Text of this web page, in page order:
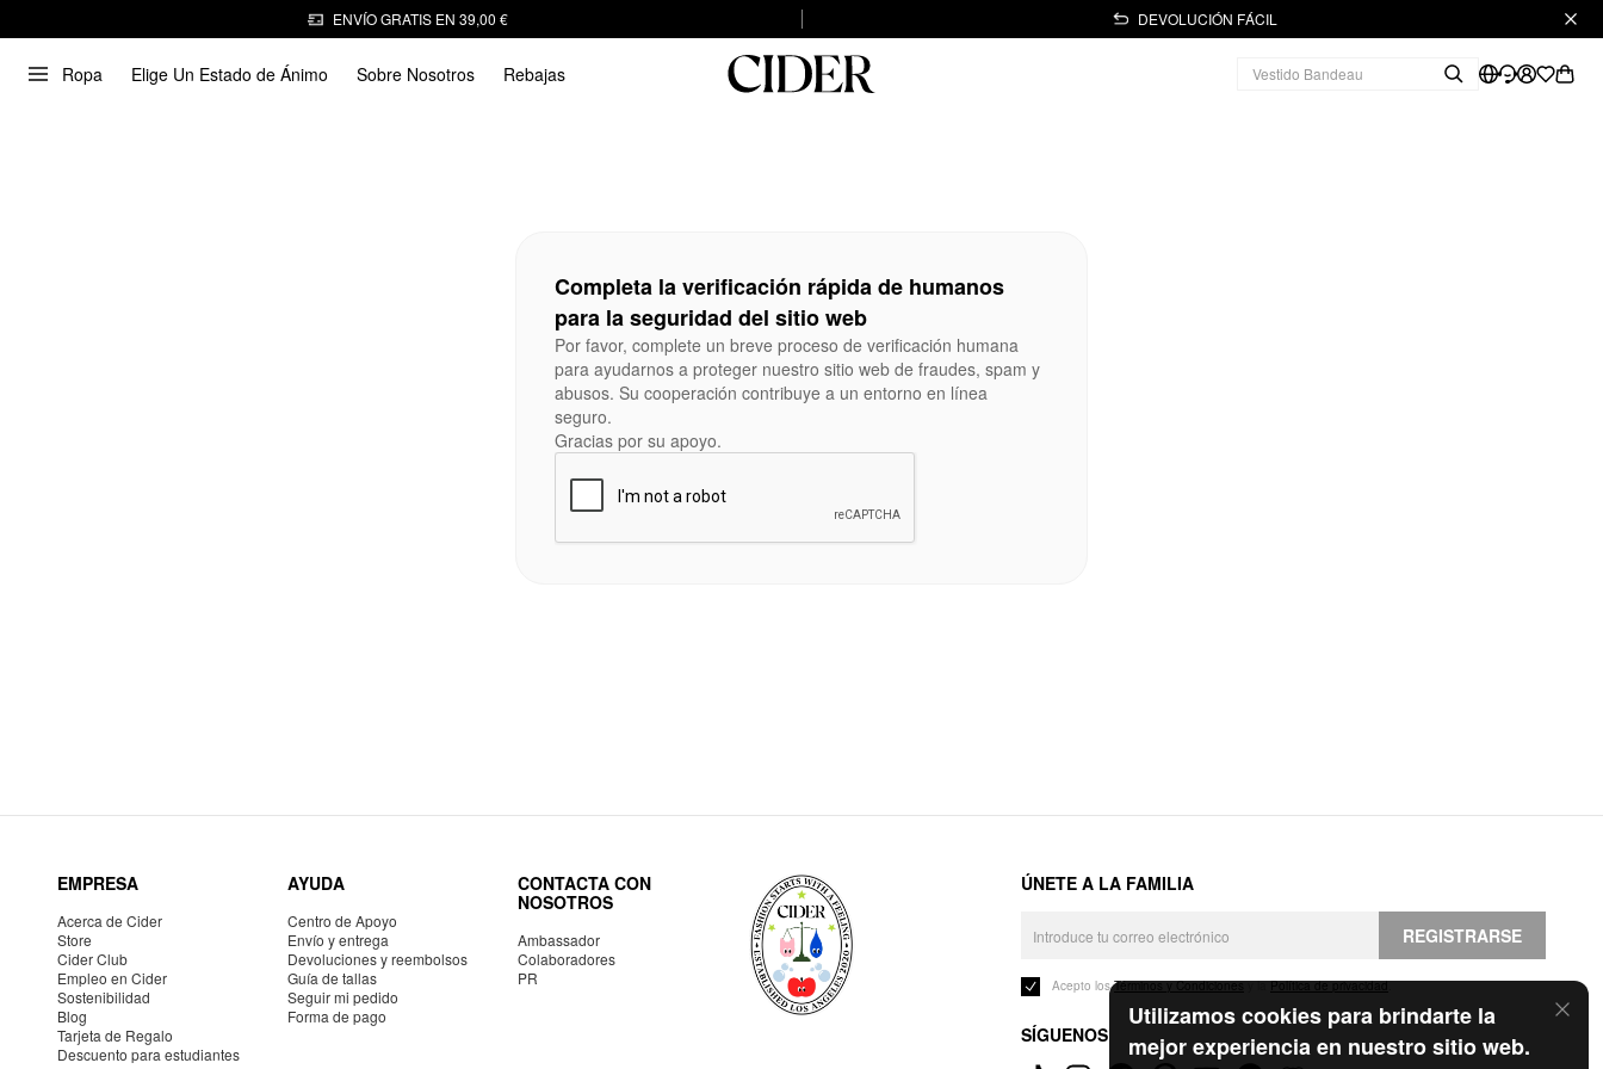
ENVÍO GRATIS EN 39,00 € DEVOLUCIÓN FÁCIL
Ropa Elige Un Estado de Ánimo Sobre Nosotros Rebajas
Utilizamos cookies para brindarte la
mejor experiencia en nuestro sitio web.
Completa la verificación rápida de humanos
para la seguridad del sitio web
Por favor, complete un breve proceso de verificación humana
para ayudarnos a proteger nuestro sitio web de fraudes, spam y
abusos. Su cooperación contribuye a un entorno en línea
seguro.
Gracias por su apoyo.
EMPRESA
Acerca de Cider
Store
Cider Club
Empleo en Cider
Sostenibilidad
Blog
Tarjeta de Regalo
Descuento para estudiantes
AYUDA
Centro de Apoyo
Envío y entrega
Devoluciones y reembolsos
Guía de tallas
Seguir mi pedido
Forma de pago
CONTACTA CON
NOSOTROS
Ambassador
Colaboradores
PR
ÚNETE A LA FAMILIA
REGISTRARSE
Acepto losTérminos y Condicionesy laPolítica de privacidad.
SÍGUENOS